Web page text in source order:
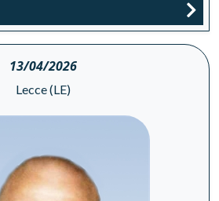
13/04/2026
Lecce (LE)